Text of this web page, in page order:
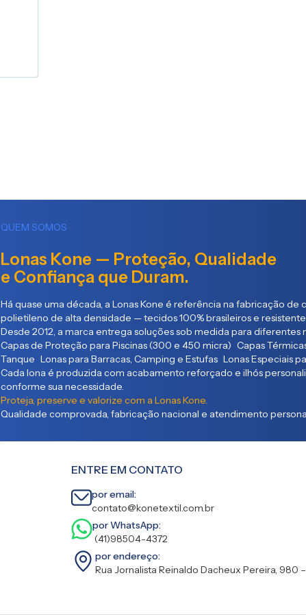
QUEM SOMOS
Lonas Kone — Proteção, Qualidade
e Confiança que Duram.
Há quase uma década, a Lonas Kone é referência na fabricação
polietileno de alta densidade — tecidos 100% brasileiros e
Desde 2012, a marca entrega soluções sob medida para diferentes
Capas de Proteção para Piscinas (300 e 450 micra) Capas
Tanque Lonas para Barracas, Camping e Estufas Lonas Especiais
Cada lona é produzida com acabamento reforçado e ilhós
conforme sua necessidade.
Proteja, preserve e valorize com a Lonas Kone.
Qualidade comprovada, fabricação nacional e atendimento
ENTRE EM CONTATO
por email:
contato@konetextil.com.br
por WhatsApp:
(41)98504-4372
por endereço:
Rua Jornalista Reinaldo Dacheux Pereira, 980